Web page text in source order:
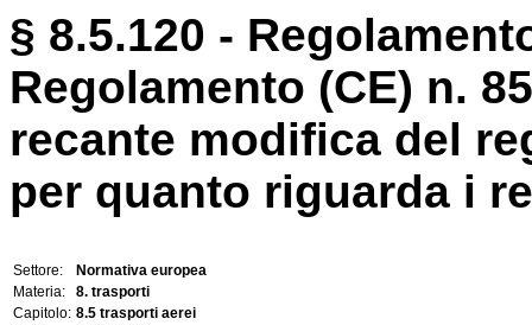
§ 8.5.120 -
Regolamento (CE) n.
recante modifica del
per quanto riguarda i
Settore:
Normativa europea
Materia:
8. trasporti
Capitolo: 8.5 trasporti aerei